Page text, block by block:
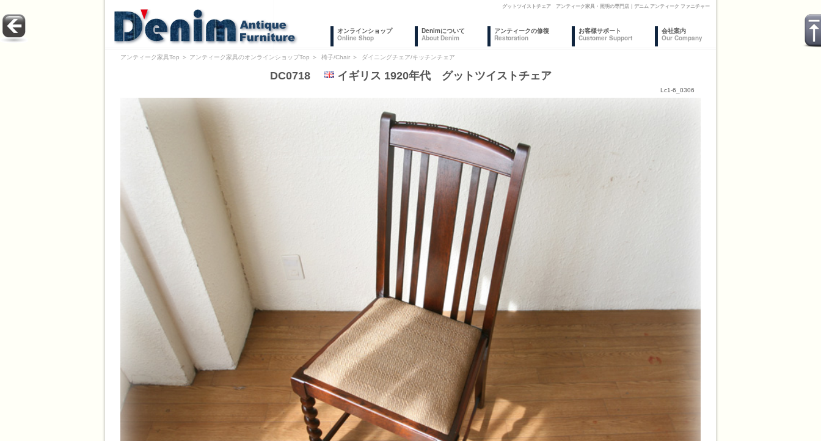
グットツイストチェア アンティーク家具・照明の専門店｜デニム アンティーク ファニチャー
オンラインショップ
Online Shop
Denimについて
About Denim
アンティークの修復
Restoration
お客様サポート
Customer Support
会社案内
Our Company
アンティーク家具Top ＞ アンティーク家具のオンラインショップTop ＞ 椅子/Chair ＞ ダイニングチェア/キッチンチェア
DC0718 イギリス 1920年代 グットツイストチェア
Lc1-6_0306